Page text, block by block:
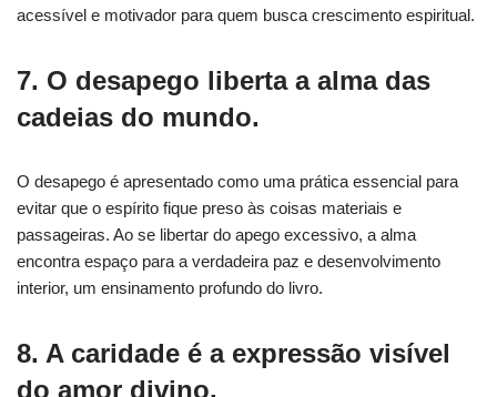
acessível e motivador para quem busca crescimento espiritual.
7. O desapego liberta a alma das
cadeias do mundo.
O desapego é apresentado como uma prática essencial para
evitar que o espírito fique preso às coisas materiais e
passageiras. Ao se libertar do apego excessivo, a alma
encontra espaço para a verdadeira paz e desenvolvimento
interior, um ensinamento profundo do livro.
8. A caridade é a expressão visível
do amor divino.